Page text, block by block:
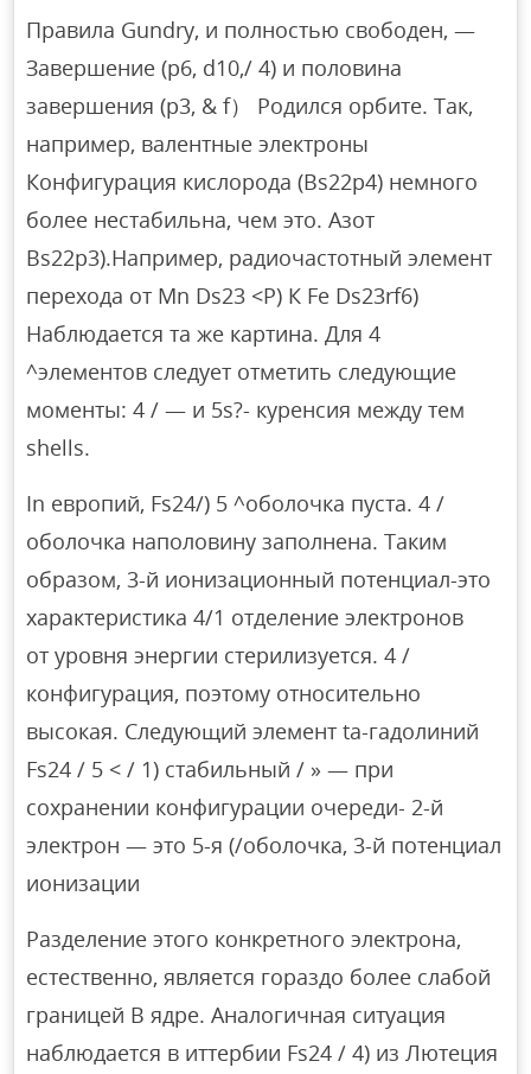
Правила Gundry, и полностью свободен, —
Завершение (p6, d10,/ 4) и половина
завершения (p3, & f） Родился орбите. Так,
например, валентные электроны
Конфигурация кислорода (Bs22p4) немного
более нестабильна, чем это. Азот
Bs22p3).Например, радиочастотный элемент
перехода от Mn Ds23 <P) К Fe Ds23rf6)
Наблюдается та же картина. Для 4
^элементов следует отметить следующие
моменты: 4 / — и 5s?- куренсия между тем
shells.
In европий, Fs24/) 5 ^оболочка пуста. 4 /
оболочка наполовину заполнена. Таким
образом, 3-й ионизационный потенциал-это
характеристика 4/1 отделение электронов
от уровня энергии стерилизуется. 4 /
конфигурация, поэтому относительно
высокая. Следующий элемент ta-гадолиний
Fs24 / 5 < / 1) стабильный / » — при
сохранении конфигурации очереди- 2-й
электрон — это 5-я (/оболочка, 3-й потенциал
ионизации
Разделение этого конкретного электрона,
естественно, является гораздо более слабой
границей В ядре. Аналогичная ситуация
наблюдается в иттербии Fs24 / 4) из Лютеция